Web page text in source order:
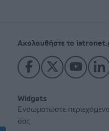
Ακολουθήστε το
Widgets
Ενσωματώστε
σας